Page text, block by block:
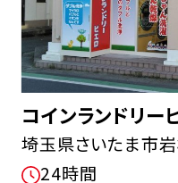
コインランドリ
埼玉県さいたま市
24時間